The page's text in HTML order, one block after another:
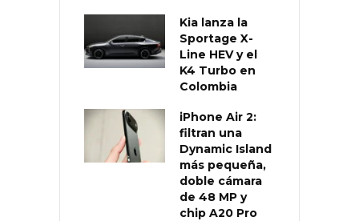
Kia lanza la
Sportage X-
Line HEV y el
K4 Turbo en
Colombia
iPhone Air 2:
filtran una
Dynamic Island
más pequeña,
doble cámara
de 48 MP y
chip A20 Pro